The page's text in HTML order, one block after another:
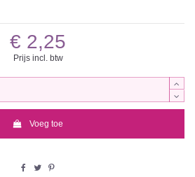
€ 2,25
Prijs incl. btw
Voeg toe